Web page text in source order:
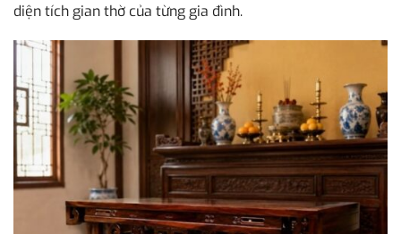
diện tích gian thờ của từng gia đình.